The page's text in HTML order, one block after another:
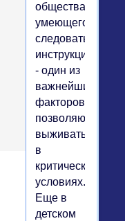
общества,
умеющего
следовать
инструкциям,
- один из
важнейших
факторов,
позволяющих
выживать
в
критических
условиях.
Еще в
детском